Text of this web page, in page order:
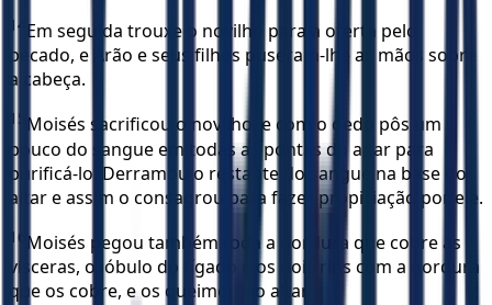
14 Em seguida trouxe o novilho para a oferta pelo
pecado, e Arão e seus filhos puseram-lhe as mãos sobre
a cabeça.
15 Moisés sacrificou o novilho, e com o dedo pôs um
pouco do sangue em todas as pontas do altar para
purificá-lo. Derramou o restante do sangue na base do
altar e assim o consagrou para fazer propiciação por ele.
16 Moisés pegou também toda a gordura que cobre as
vísceras, o lóbulo do fígado e os dois rins com a gordura
que os cobre, e os queimou no altar.